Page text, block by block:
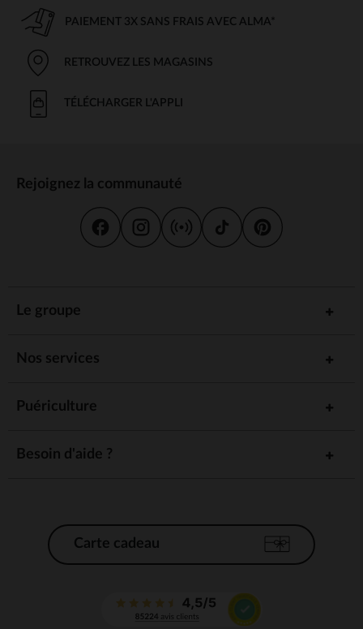
PAIEMENT 3X SANS FRAIS AVEC ALMA*
RETROUVEZ LES MAGASINS
TÉLÉCHARGER L'APPLI
Rejoignez la communauté
Le groupe
Nos services
Puériculture
Besoin d'aide ?
Carte cadeau